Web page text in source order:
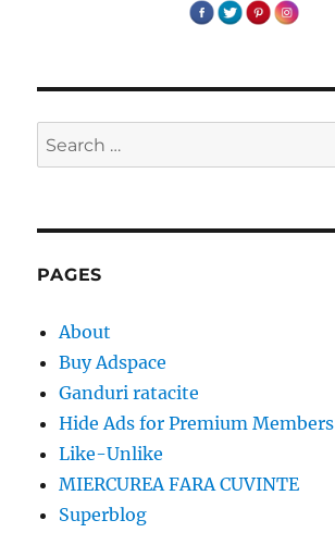
Search
for:
PAGES
About
Buy Adspace
Ganduri ratacite
Hide Ads for Premium Members
Like-Unlike
MIERCUREA FARA CUVINTE
Superblog